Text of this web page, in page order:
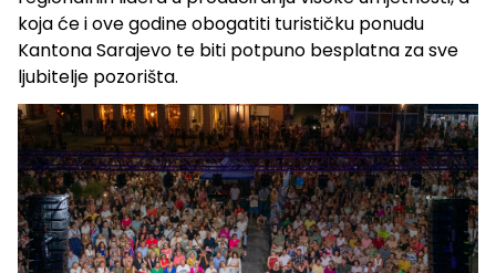
koja će i ove godine obogatiti turističku ponudu
Kantona Sarajevo te biti potpuno besplatna za sve
ljubitelje pozorišta.